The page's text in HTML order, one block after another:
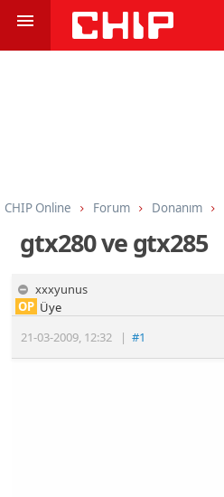
CHIP Online Forum Donanım
gtx280 ve gtx285
xxxyunus
21-03-2009, 12:32 |#1
OP Üye